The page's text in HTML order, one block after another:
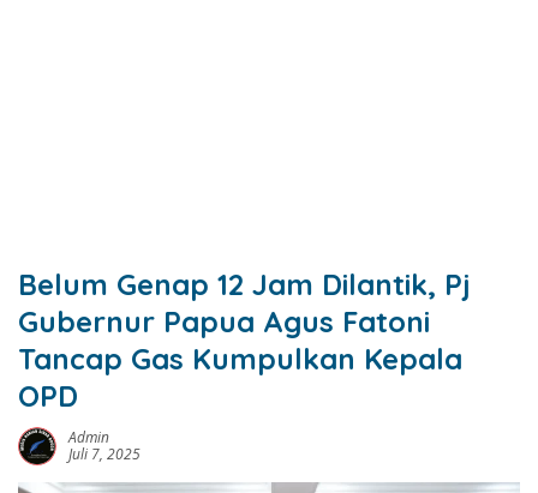
Belum Genap 12 Jam Dilantik, Pj
Gubernur Papua Agus Fatoni
Tancap Gas Kumpulkan Kepala
OPD
Admin
Juli 7, 2025